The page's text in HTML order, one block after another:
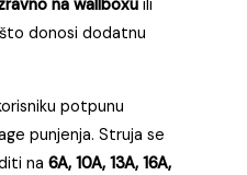
na wallboxu ili
donosi dodatnu
potpunu
punjenja. Struja se
na6A, 10A, 13A, 16A,